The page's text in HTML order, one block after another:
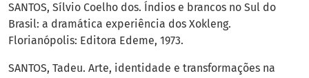
SANTOS, Sílvio Coelho dos. Índios e brancos no Sul do
Brasil: a dramática experiência dos Xokleng.
Florianópolis: Editora Edeme, 1973.
SANTOS, Tadeu. Arte, identidade e transformações na